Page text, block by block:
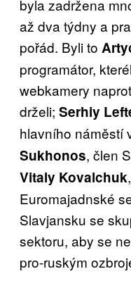
byla zadržena
až dva týdny a
pořád. Byli to
programátor,
webkamery
drželi; Serhiy
hlavního náměstí
Sukhonos, člen
Vitaly Kovalchuk
Euromajadnské
Slavjansku se
sektoru, aby se
pro-ruským